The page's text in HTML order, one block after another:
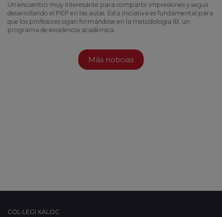
Un encuentro muy interesante para compartir impresiones y seguir
desarrollando el PEP en las aulas. Esta iniciativa es fundamental para
que los profesores sigan formándose en la metodología IB, un
programa de excelencia académica
Más noticias
COL·LEGI XALOC